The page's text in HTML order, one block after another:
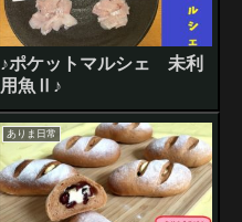
♪ポケットマルシェ 未利
用魚Ⅱ♪
ありま日常